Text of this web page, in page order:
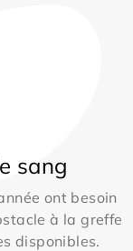
sang
ont besoin
à la greffe
disponibles.